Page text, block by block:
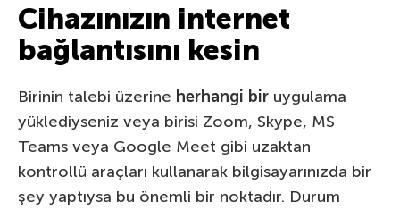
Cihazınızın internet
bağlantısını kesin
Birinin talebi üzerine herhangi bir uygulama
yüklediyseniz veya birisi Zoom, Skype, MS
Teams veya Google Meet gibi uzaktan
kontrollü araçları kullanarak bilgisayarınızda bir
şey yaptıysa bu önemli bir noktadır. Durum